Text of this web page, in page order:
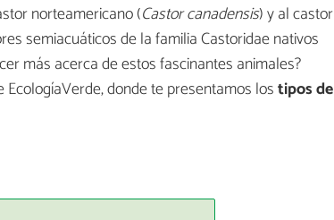
norteamericano (Castor canadensis) y al castor
semiacuáticos de la familia Castoridae nativos
más acerca de estos fascinantes animales?
donde te presentamos lostipos de